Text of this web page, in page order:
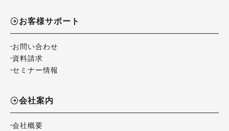
お客様サポート
お問い合わせ
資料請求
セミナー情報
会社案内
会社概要